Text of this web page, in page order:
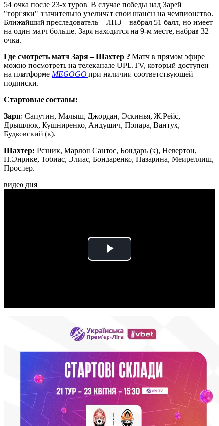
54 очка после 23-х туров. В случае победы над Зарей
"горняки" значительно увеличат свои шансы на чемпионство.
Ближайший преследователь – ЛНЗ – набрал 51 балл, но имеет
на один матч больше. Заря находится на 9-м месте, набрав 32
очка.
Где смотреть матч Заря – Шахтер ? Матч в прямом эфире
можно посмотреть на телеканале UPL.TV, который доступен
на платформе MEGOGO при наличии соответствующей
подписки.
Стартовые составы:
Заря: Сапутин, Малыш, Джордан, Эскинья, Ж.Рейс,
Дрышлюк, Кушниренко, Андушич, Попара, Вантух,
Будковский (к).
Шахтер: Резник, Марлон Сантос, Бондарь (к), Невертон,
П.Энрике, Тобиас, Элиас, Бондаренко, Назарина, Мейреллиш,
Проспер.
видео дня
Play